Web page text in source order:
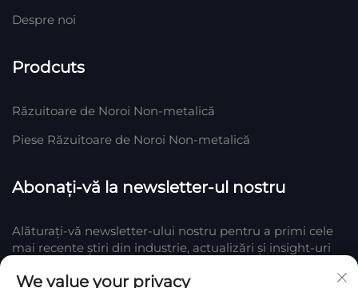
Despre noi
Prodcuts
Răzuitoare de Noroi Non-metalică
Piese Răzuitoare de Noroi Non-metalică
Abonați-vă la newsletter-ul nostru
Alăturați-vă newsletter-ului nostru pentru a primi cele
mai recente știri din industrie, actualizări și insight-uri
We value your privacy